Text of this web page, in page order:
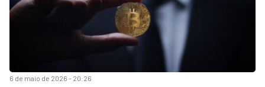
6 de maio de 2026 - 20:26